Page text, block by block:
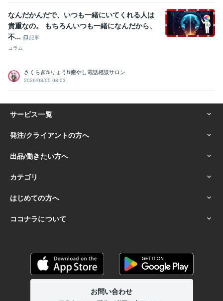
なんだかんだで、いつも一緒にいてくれる人は
貴重なの。 もちろんいつも一緒になんだから、
不...
記事
コラム
さくらぎ☕りょう⛎癒やし電話相談サロン
2026/08/05 08:03